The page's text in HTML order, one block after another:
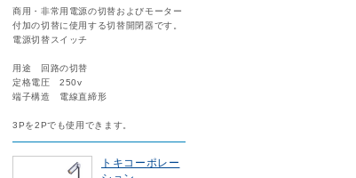
商用・非常用電源の切替およびモーター
付加の切替に使用する切替開閉器です。
電源切替スイッチ
用途 回路の切替
定格電圧 250v
端子構造 電線直締形
3Pを2Pでも使用できます。
トキコーポレー